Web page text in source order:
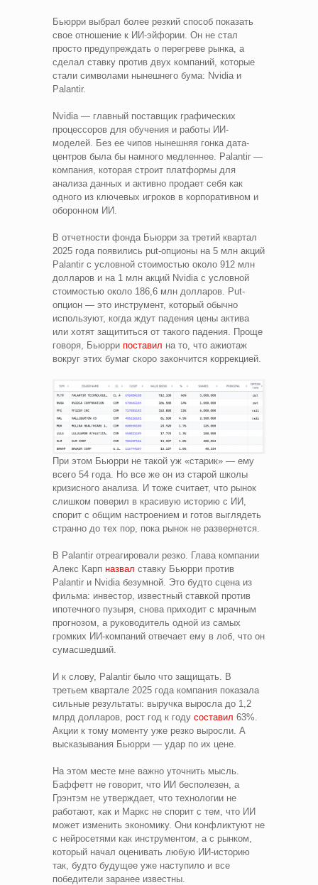
Бьюрри выбрал более резкий способ показать
свое отношение к ИИ-эйфории. Он не стал
просто предупреждать о перегреве рынка, а
сделал ставку против двух компаний, которые
стали символами нынешнего бума: Nvidia и
Palantir.
Nvidia — главный поставщик графических
процессоров для обучения и работы ИИ-
моделей. Без ее чипов нынешняя гонка дата-
центров была бы намного медленнее. Palantir —
компания, которая строит платформы для
анализа данных и активно продает себя как
одного из ключевых игроков в корпоративном и
оборонном ИИ.
В отчетности фонда Бьюрри за третий квартал
2025 года появились put-опционы на 5 млн акций
Palantir с условной стоимостью около 912 млн
долларов и на 1 млн акций Nvidia с условной
стоимостью около 186,6 млн долларов. Put-
опцион — это инструмент, который обычно
используют, когда ждут падения цены актива
или хотят защититься от такого падения. Проще
говоря, Бьюрри поставил на то, что ажиотаж
вокруг этих бумаг скоро закончится коррекцией.
При этом Бьюрри не такой уж «старик» — ему
всего 54 года. Но все же он из старой школы
кризисного анализа. И тоже считает, что рынок
слишком поверил в красивую историю с ИИ,
спорит с общим настроением и готов выглядеть
странно до тех пор, пока рынок не развернется.
В Palantir отреагировали резко. Глава компании
Алекс Карп назвал ставку Бьюрри против
Palantir и Nvidia безумной. Это будто сцена из
фильма: инвестор, известный ставкой против
ипотечного пузыря, снова приходит с мрачным
прогнозом, а руководитель одной из самых
громких ИИ-компаний отвечает ему в лоб, что он
сумасшедший.
И к слову, Palantir было что защищать. В
третьем квартале 2025 года компания показала
сильные результаты: выручка выросла до 1,2
млрд долларов, рост год к году составил 63%.
Акции к тому моменту уже резко выросли. А
высказывания Бьюрри — удар по их цене.
На этом месте мне важно уточнить мысль.
Баффетт не говорит, что ИИ бесполезен, а
Грэнтэм не утверждает, что технологии не
работают, как и Маркс не спорит с тем, что ИИ
может изменить экономику. Они конфликтуют не
с нейросетями как инструментом, а с рынком,
который начал оценивать любую ИИ-историю
так, будто будущее уже наступило и все
победители заранее известны.